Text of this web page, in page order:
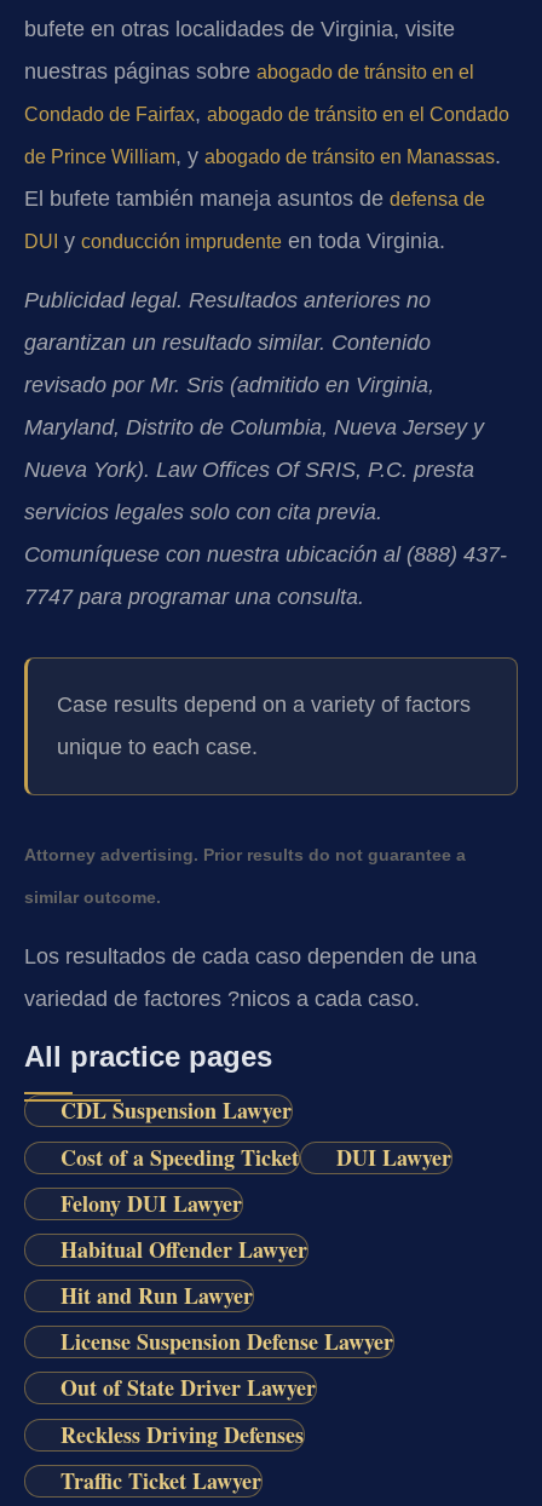
bufete en otras localidades de Virginia, visite
nuestras páginas sobre abogado de tránsito en el
Condado de Fairfax, abogado de tránsito en el Condado
de Prince William, y abogado de tránsito en Manassas.
El bufete también maneja asuntos de defensa de
DUI y conducción imprudente en toda Virginia.
Publicidad legal. Resultados anteriores no
garantizan un resultado similar. Contenido
revisado por Mr. Sris (admitido en Virginia,
Maryland, Distrito de Columbia, Nueva Jersey y
Nueva York). Law Offices Of SRIS, P.C. presta
servicios legales solo con cita previa.
Comuníquese con nuestra ubicación al (888) 437-
7747 para programar una consulta.
Case results depend on a variety of factors
unique to each case.
Attorney advertising. Prior results do not guarantee a
similar outcome.
Los resultados de cada caso dependen de una
variedad de factores ?nicos a cada caso.
All practice pages
CDL Suspension Lawyer
Cost of a Speeding Ticket
DUI Lawyer
Felony DUI Lawyer
Habitual Offender Lawyer
Hit and Run Lawyer
License Suspension Defense Lawyer
Out of State Driver Lawyer
Reckless Driving Defenses
Traffic Ticket Lawyer